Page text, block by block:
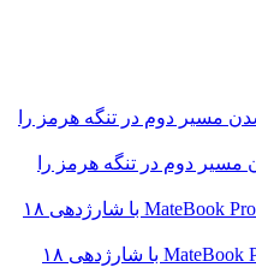
دوم در تنگه هرمز را
لپ‌تاپ فوق‌سبک هواوی MateBook Pro S با شارژدهی ۱۸